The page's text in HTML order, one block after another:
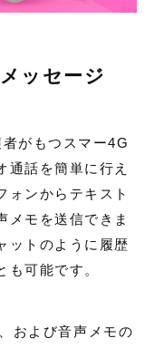
ッセージ
がもつスマー4G
通話を簡単に行え
ォンからテキスト
メモを送信できま
ットのように履歴
も可能です。
および音声メモの